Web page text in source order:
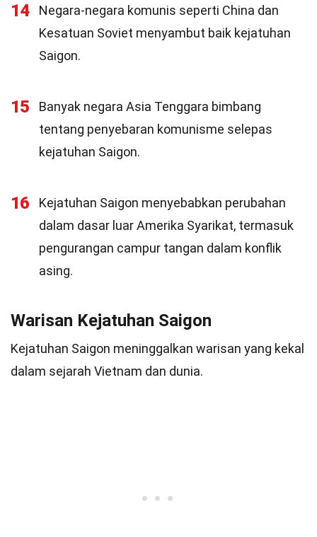
14
Negara-negara komunis seperti China dan
Kesatuan Soviet menyambut baik kejatuhan
Saigon.
15
Banyak negara Asia Tenggara bimbang
tentang penyebaran komunisme selepas
kejatuhan Saigon.
16
Kejatuhan Saigon menyebabkan perubahan
dalam dasar luar Amerika Syarikat, termasuk
pengurangan campur tangan dalam konflik
asing.
Warisan Kejatuhan Saigon
Kejatuhan Saigon meninggalkan warisan yang kekal
dalam sejarah Vietnam dan dunia.